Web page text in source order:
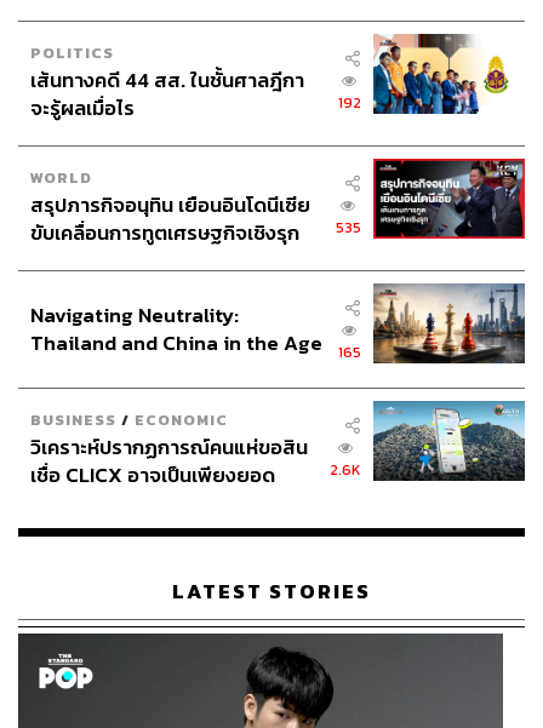
POLITICS
เส้นทางคดี 44 สส. ในชั้นศาลฎีกา
จะรู้ผลเมื่อไร
192
WORLD
สรุปภารกิจอนุทิน เยือนอินโดนีเซีย
ขับเคลื่อนการทูตเศรษฐกิจเชิงรุก
535
Navigating Neutrality:
Thailand and China in the Age
165
BUSINESS / ECONOMIC
วิเคราะห์ปรากฏการณ์คนแห่ขอสิน
เชื่อ CLICX อาจเป็นเพียงยอด
เรือนไทยที่ถูกซุกไว้
2.6K
LATEST STORIES